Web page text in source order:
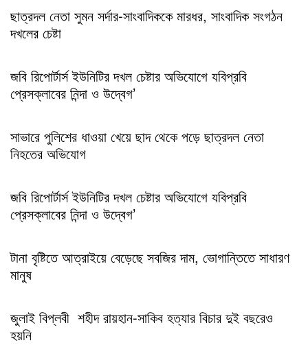
ছাত্রদল নেতা সুমন সর্দার-সাংবাদিককে মারধর, সাংবাদিক সংগঠন
দখলের চেষ্টা
জবি রিপোর্টার্স ইউনিটির দখল চেষ্টার অভিযোগে যবিপ্রবি
প্রেসক্লাবের নিন্দা ও উদ্বেগ’
সাভারে পুলিশের ধাওয়া খেয়ে ছাদ থেকে পড়ে ছাত্রদল নেতা
নিহতের অভিযোগ
জবি রিপোর্টার্স ইউনিটির দখল চেষ্টার অভিযোগে যবিপ্রবি
প্রেসক্লাবের নিন্দা ও উদ্বেগ’
টানা বৃষ্টিতে আত্রাইয়ে বেড়েছে সবজির দাম, ভোগান্তিতে সাধারণ
মানুষ
জুলাই বিপ্লবী শহীদ রায়হান-সাকিব হত্যার বিচার দুই বছরেও
হয়নি